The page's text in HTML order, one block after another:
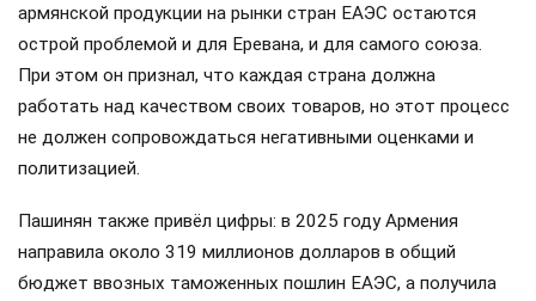
армянской продукции на рынки стран ЕАЭС остаются
острой проблемой и для Еревана, и для самого союза.
При этом он признал, что каждая страна должна
работать над качеством своих товаров, но этот процесс
не должен сопровождаться негативными оценками и
политизацией.
Пашинян также привёл цифры: в 2025 году Армения
направила около 319 миллионов долларов в общий
бюджет ввозных таможенных пошлин ЕАЭС, а получила